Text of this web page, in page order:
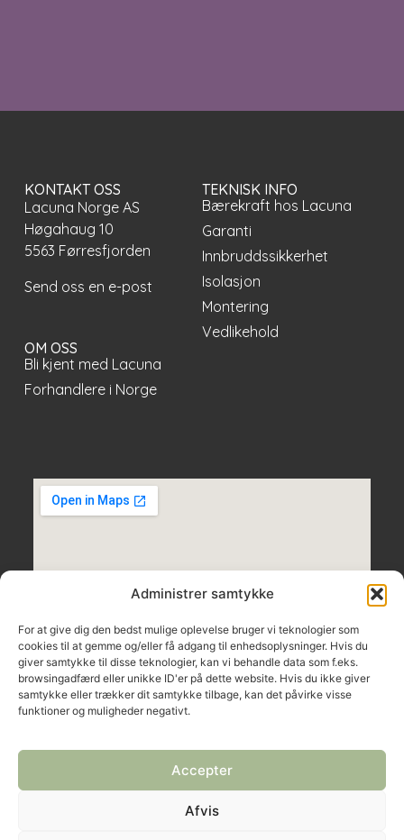
Administrer samtykke
For at give dig den bedst mulige oplevelse bruger vi teknologier som
cookies til at gemme og/eller få adgang til enhedsoplysninger. Hvis du
giver samtykke til disse teknologier, kan vi behandle data som f.eks.
browsingadfærd eller unikke ID'er på dette website. Hvis du ikke giver
samtykke eller trækker dit samtykke tilbage, kan det påvirke visse
funktioner og muligheder negativt.
Accepter
Afvis
KONTAKT OSS
Lacuna Norge AS
Høgahaug 10
5563 Førresfjorden
Send oss en e-post
TEKNISK INFO
Bærekraft hos Lacuna
Garanti
Innbruddssikkerhet
Isolasjon
Montering
Vedlikehold
OM OSS
Bli kjent med Lacuna
Forhandlere i Norge
FØLG LACUNA